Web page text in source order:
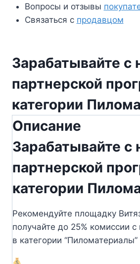
Вопросы и отзывы
Связаться с продавцом
Зарабатывайте с
партнерской
категории
Описание
Зарабатывайте с
партнерской
категории
Рекомендуйте площадку
получайте до 25% комиссии
в категории